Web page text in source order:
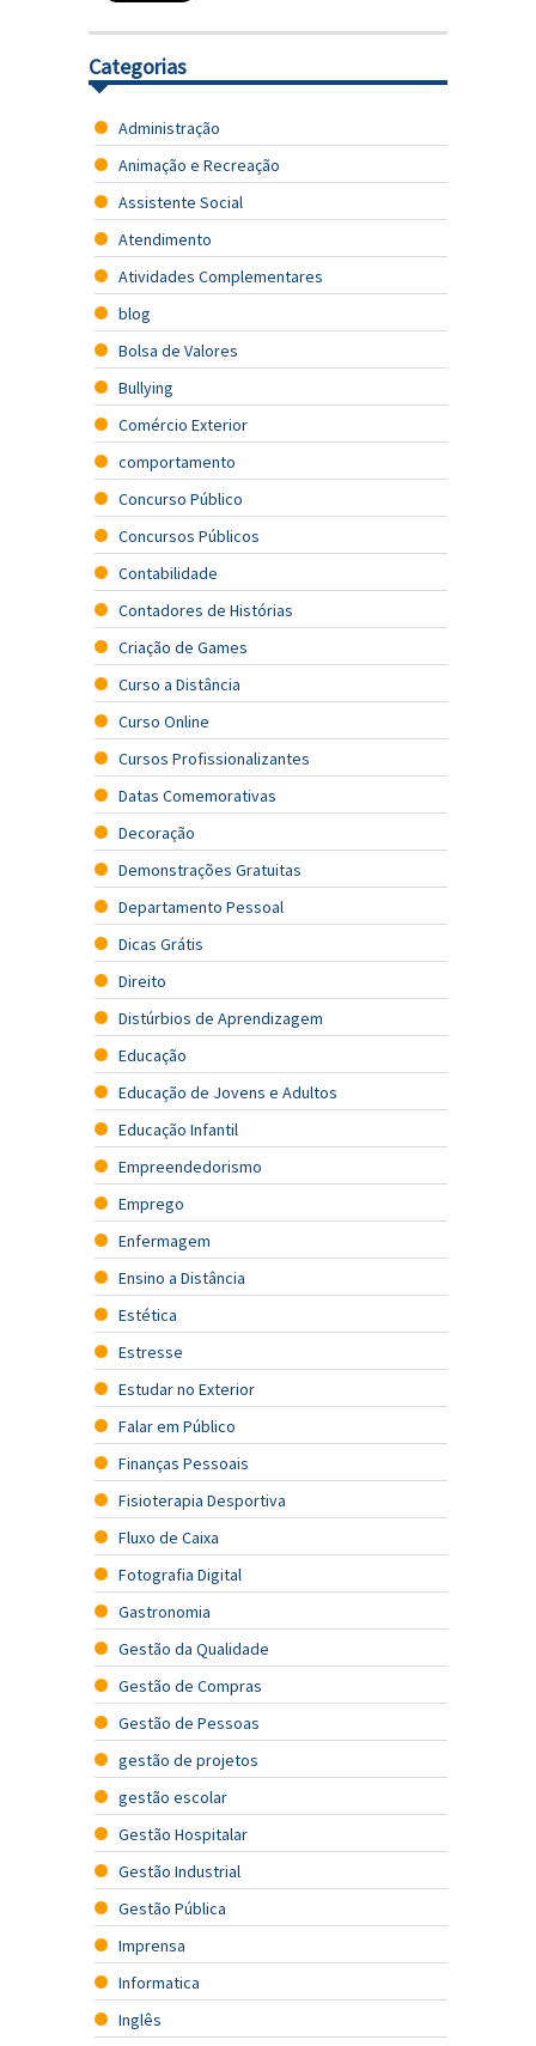
Categorias
Administração
Animação e Recreação
Assistente Social
Atendimento
Atividades Complementares
blog
Bolsa de Valores
Bullying
Comércio Exterior
comportamento
Concurso Público
Concursos Públicos
Contabilidade
Contadores de Histórias
Criação de Games
Curso a Distância
Curso Online
Cursos Profissionalizantes
Datas Comemorativas
Decoração
Demonstrações Gratuitas
Departamento Pessoal
Dicas Grátis
Direito
Distúrbios de Aprendizagem
Educação
Educação de Jovens e Adultos
Educação Infantil
Empreendedorismo
Emprego
Enfermagem
Ensino a Distância
Estética
Estresse
Estudar no Exterior
Falar em Público
Finanças Pessoais
Fisioterapia Desportiva
Fluxo de Caixa
Fotografia Digital
Gastronomia
Gestão da Qualidade
Gestão de Compras
Gestão de Pessoas
gestão de projetos
gestão escolar
Gestão Hospitalar
Gestão Industrial
Gestão Pública
Imprensa
Informatica
Inglês